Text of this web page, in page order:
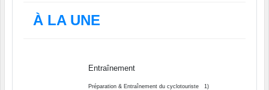
À LA UNE
Entraînement
Préparation & Entraînement du cyclotouriste 1)